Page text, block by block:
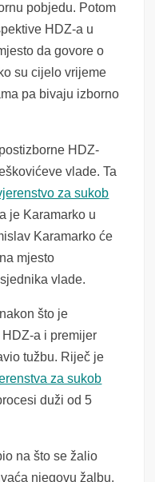
pobjedu. Potom
HDZ-a u
da govore o
su cijelo vrijeme
pa bivaju izborno
HDZ-
vlade. Ta
za sukob
je Karamarko u
Karamarko će
mjesto
vlade.
što je
a i premijer
tužbu. Riječ je
za sukob
duži od 5
na što se žalio
njegovu žalbu.